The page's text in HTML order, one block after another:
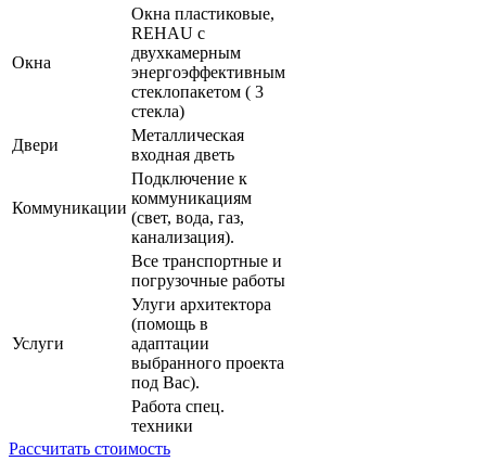
Окна
Окна пластиковые,
REHAU с
двухкамерным
энергоэффективным
стеклопакетом ( 3
стекла)
Двери
Металлическая
входная дветь
Коммуникации
Подключение к
коммуникациям
(свет, вода, газ,
канализация).
Услуги
Все транспортные и
погрузочные работы
Улуги архитектора
(помощь в
адаптации
выбранного проекта
под Вас).
Работа спец.
техники
Рассчитать стоимость